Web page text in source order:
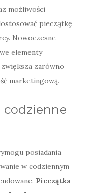
możliwości
pieczątkę
Nowoczesne
elementy
zarówno
marketingową.
codzienne
posiadania
w codziennym
Pieczątka